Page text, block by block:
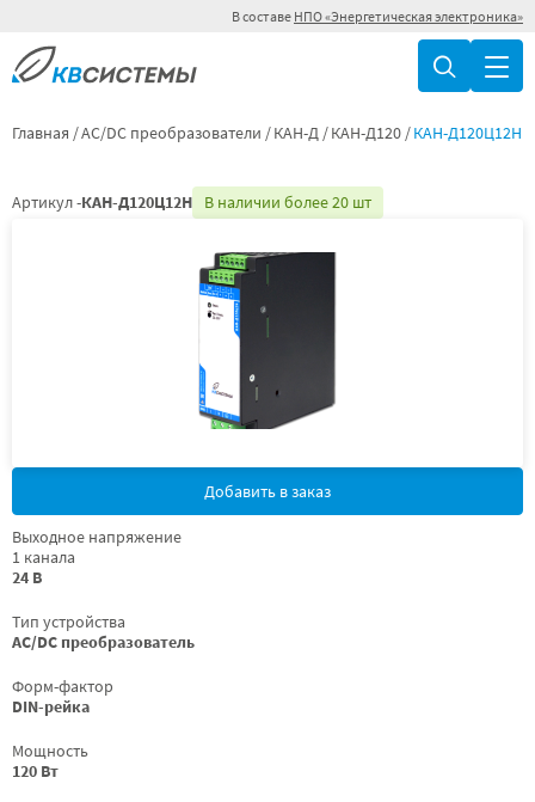
В составе НПО «Энергетическая электроника»
Главная AC/DC преобразователи КАН-Д КАН-Д120 КАН-Д120Ц12Н
Артикул -КАН-Д120Ц12Н В наличии более 20 шт
Добавить в заказ
Выходное напряжение
1 канала
24 В
Тип устройства
AC/DC преобразователь
Форм-фактор
DIN-рейка
Мощность
120 Вт